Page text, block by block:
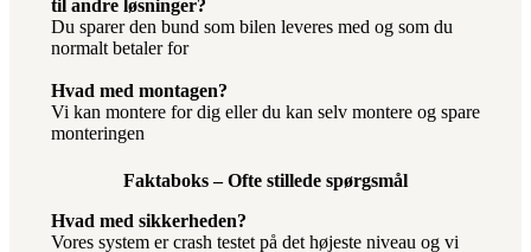
til andre løsninger?
Du sparer den bund som bilen leveres med og som du
normalt betaler for
Hvad med montagen?
Vi kan montere for dig eller du kan selv montere og spare
monteringen
Faktaboks – Ofte stillede spørgsmål
Hvad med sikkerheden?
Vores system er crash testet på det højeste niveau og vi